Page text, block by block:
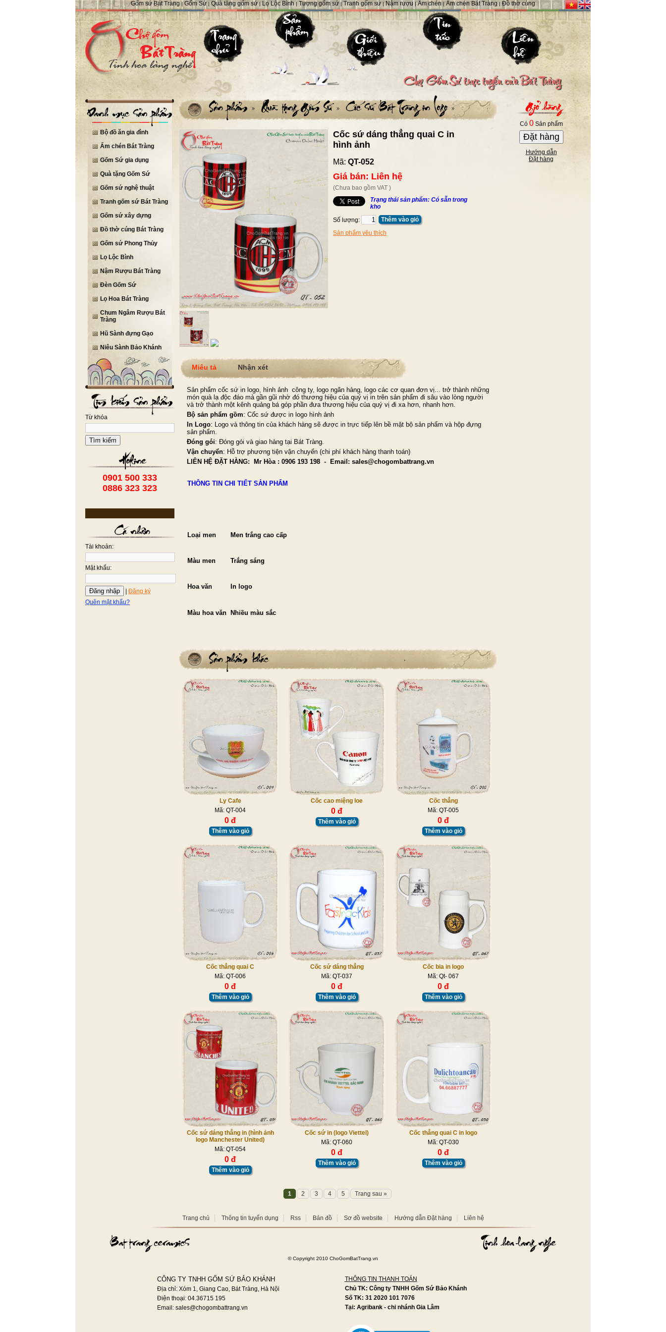
Gốm sứ Bát Tràng | Gốm Sứ | Quà tặng gốm sứ|Lọ Lộc Bình| Tượng gốm sứ |Tranh gốm sứ|Nậm rượu |Ấm chén | Ấm chén Bát Tràng | Đồ thờ cúng
Bộ đồ ăn gia đình
Ấm chén Bát Tràng
Gốm Sứ gia dụng
Quà tặng Gốm Sứ
Gốm sứ nghệ thuật
Tranh gốm sứ Bát Tràng
Gốm sứ xây dựng
Đồ thờ cúng Bát Tràng
Gốm sứ Phong Thủy
Lọ Lộc Bình
Nậm Rượu Bát Tràng
Đèn Gốm Sứ
Lọ Hoa Bát Tràng
Chum Ngâm Rượu Bát
Tràng
Hũ Sành đựng Gạo
Niêu Sành Bảo Khánh
Từ khóa
Tìm kiếm
0901 500 333
0886 323 323
Tài khoản:
Mật khẩu:
Đăng nhập
Đăng ký
Quên mật khẩu?
Cốc sứ dáng thẳng quai C in
hình ảnh
Mã: QT-052
Giá bán: Liên hệ
(Chưa bao gồm VAT )
Trạng thái sản phẩm: Có sẵn trong
kho
Số lượng:
Thêm vào giỏ
Sản phẩm yêu thích
Miêu tả Nhận xét
Sản phẩm cốc sứ in logo, hình ảnh công ty, logo ngân hàng, logo các cơ quan đơn vị... trở thành những
món quà lạ độc đáo mà gần gũi nhờ đó thương hiệu của quý vị in trên sản phẩm đi sâu vào lòng người
và trở thành một kênh quảng bá góp phần đưa thương hiệu của quý vị đi xa hơn, nhanh hơn.
Bộ sản phẩm gồm: Cốc sứ được in logo hình ảnh
In Logo: Logo và thông tin của khách hàng sẽ được in trực tiếp lên bề mặt bộ sản phẩm và hộp đựng
sản phẩm.
Đóng gói: Đóng gói và giao hàng tại Bát Tràng.
Vận chuyển: Hỗ trợ phương tiện vận chuyển (chi phí khách hàng thanh toán)
LIÊN HỆ ĐẶT HÀNG:
Mr Hòa : 0906 193 198 - Email: sales@chogombattrang.vn
THÔNG TIN CHI TIẾT SẢN PHẨM
Loại men Men trắng cao cấp
Màu men Trắng sáng
Hoa văn In logo
Màu hoa văn Nhiều màu sắc
Ly Cafe
Mã: QT-004
0 đ
Thêm vào giỏ
Cốc cao miệng loe
0 đ
Thêm vào giỏ
Cốc thẳng
Mã: QT-005
0 đ
Thêm vào giỏ
Cốc thẳng quai C
Mã: QT-006
0 đ
Thêm vào giỏ
Cốc sứ dáng thẳng
Mã: QT-037
0 đ
Thêm vào giỏ
Cốc bia in logo
Mã: Qt- 067
0 đ
Thêm vào giỏ
Cốc sứ dáng thẳng in (hình ảnh
logo Manchester United)
Mã: QT-054
0 đ
Thêm vào giỏ
Cốc sứ in (logo Viettel)
Mã: QT-060
0 đ
Thêm vào giỏ
Cốc thẳng quai C in logo
Mã: QT-030
0 đ
Thêm vào giỏ
1 2 3 4 5 Trang sau »
Có 0Sản phẩm
Đặt hàng
Hướng dẫn
Đặt hàng
Trang chủ Thông tin tuyển dụng Rss Bản đồ Sơ đồ website Hướng dẫn Đặt hàng Liên hệ
©Copyright 2010 ChoGomBatTrang.vn
CÔNG TY TNHH GỐM SỨ BẢO KHÁNH
Địa chỉ: Xóm 1, Giang Cao, Bát Tràng, Hà Nội
Điện thoại: 04.36715 195
Email: sales@chogombattrang.vn
THÔNG TIN THANH TOÁN
Chủ TK: Công ty TNHH Gốm Sứ Bảo Khánh
Số TK: 31 2020 101 7076
Tại: Agribank - chi nhánh Gia Lâm